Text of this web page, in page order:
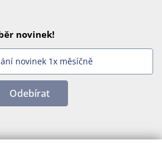
novinek!
Odebírat